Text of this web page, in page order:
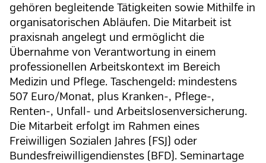
gehören begleitende Tätigkeiten sowie Mithilfe in
organisatorischen Abläufen. Die Mitarbeit ist
praxisnah angelegt und ermöglicht die
Übernahme von Verantwortung in einem
professionellen Arbeitskontext im Bereich
Medizin und Pflege. Taschengeld: mindestens
507 Euro/Monat, plus Kranken-, Pflege-,
Renten-, Unfall- und Arbeitslosenversicherung.
Die Mitarbeit erfolgt im Rahmen eines
Freiwilligen Sozialen Jahres (FSJ) oder
Bundesfreiwilligendienstes (BFD). Seminartage